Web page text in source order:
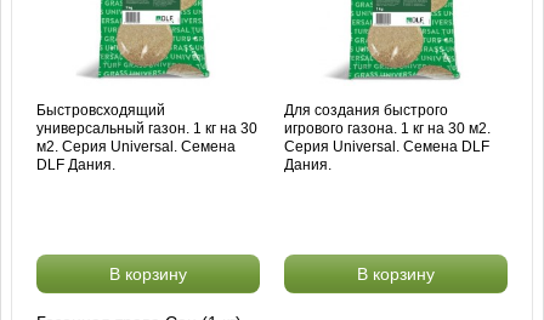
Быстровсходящий
универсальный газон. 1 кг на 30
м2. Серия Universal. Семена
DLF Дания.
В корзину
Для создания быстрого
игрового газона. 1 кг на 30 м2.
Серия Universal. Семена DLF
Дания.
В корзину